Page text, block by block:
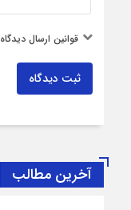
قوانین ارسال دیدگاه
ثبت دیدگاه
آخرین مطالب